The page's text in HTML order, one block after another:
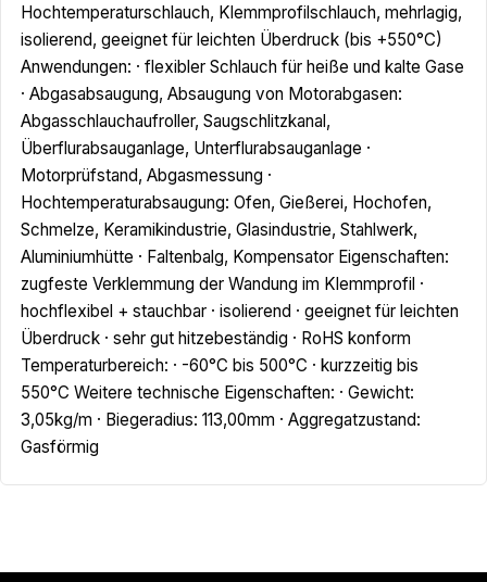
Hochtemperaturschlauch, Klemmprofilschlauch, mehrlagig,
isolierend, geeignet für leichten Überdruck (bis +550°C)
Anwendungen: · flexibler Schlauch für heiße und kalte Gase
· Abgasabsaugung, Absaugung von Motorabgasen:
Abgasschlauchaufroller, Saugschlitzkanal,
Überflurabsauganlage, Unterflurabsauganlage ·
Motorprüfstand, Abgasmessung ·
Hochtemperaturabsaugung: Ofen, Gießerei, Hochofen,
Schmelze, Keramikindustrie, Glasindustrie, Stahlwerk,
Aluminiumhütte · Faltenbalg, Kompensator Eigenschaften:
zugfeste Verklemmung der Wandung im Klemmprofil ·
hochflexibel + stauchbar · isolierend · geeignet für leichten
Überdruck · sehr gut hitzebeständig · RoHS konform
Temperaturbereich: · -60°C bis 500°C · kurzzeitig bis
550°C Weitere technische Eigenschaften: · Gewicht:
3,05kg/m · Biegeradius: 113,00mm · Aggregatzustand:
Gasförmig